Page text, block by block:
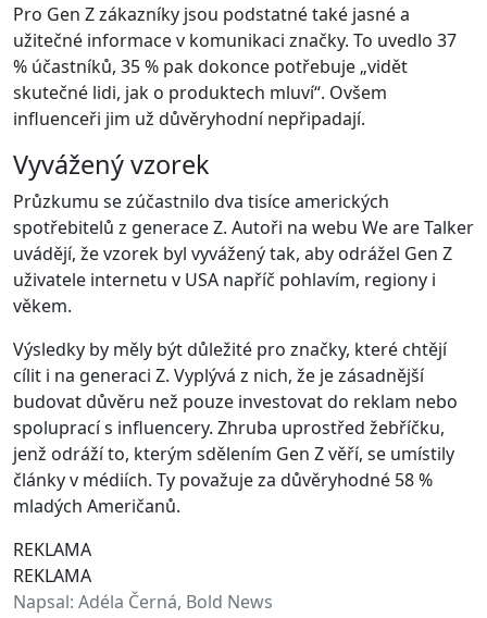
Pro Gen Z zákazníky jsou podstatné také jasné a
užitečné informace v komunikaci značky. To uvedlo 37
% účastníků, 35 % pak dokonce potřebuje „vidět
skutečné lidi, jak o produktech mluví“. Ovšem
influenceři jim už důvěryhodní nepřipadají.
Vyvážený vzorek
Průzkumu se zúčastnilo dva tisíce amerických
spotřebitelů z generace Z. Autoři na webu We are Talker
uvádějí, že vzorek byl vyvážený tak, aby odrážel Gen Z
uživatele internetu v USA napříč pohlavím, regiony i
věkem.
Výsledky by měly být důležité pro značky, které chtějí
cílit i na generaci Z. Vyplývá z nich, že je zásadnější
budovat důvěru než pouze investovat do reklam nebo
spoluprací s influencery. Zhruba uprostřed žebříčku,
jenž odráží to, kterým sdělením Gen Z věří, se umístily
články v médiích. Ty považuje za důvěryhodné 58 %
mladých Američanů.
REKLAMA
REKLAMA
Napsal: Adéla Černá, Bold News